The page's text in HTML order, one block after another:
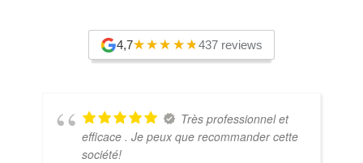
4,7 437 reviews
Très professionnel et
efficace . Je peux que recommander cette
société!